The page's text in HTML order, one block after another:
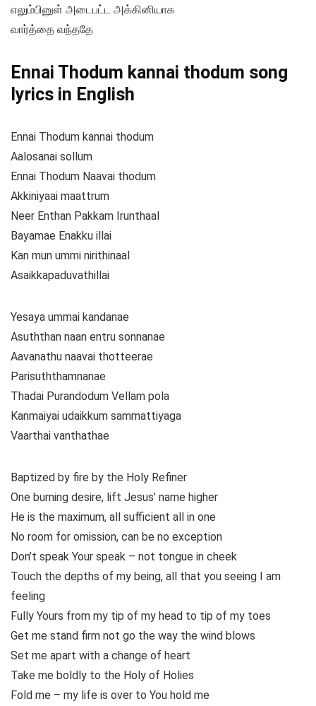
எலும்பினுள் அடைபட்ட அக்கினியாக
வார்த்தை வந்ததே
Ennai Thodum kannai thodum song
lyrics in English
Ennai Thodum kannai thodum
Aalosanai sollum
Ennai Thodum Naavai thodum
Akkiniyaai maattrum
Neer Enthan Pakkam Irunthaal
Bayamae Enakku illai
Kan mun ummi nirithinaal
Asaikkapaduvathillai
Yesaya ummai kandanae
Asuththan naan entru sonnanae
Aavanathu naavai thotteerae
Parisuththamnanae
Thadai Purandodum Vellam pola
Kanmaiyai udaikkum sammattiyaga
Vaarthai vanthathae
Baptized by fire by the Holy Refiner
One burning desire, lift Jesus’ name higher
He is the maximum, all sufficient all in one
No room for omission, can be no exception
Don’t speak Your speak – not tongue in cheek
Touch the depths of my being, all that you seeing I am
feeling
Fully Yours from my tip of my head to tip of my toes
Get me stand firm not go the way the wind blows
Set me apart with a change of heart
Take me boldly to the Holy of Holies
Fold me – my life is over to You hold me